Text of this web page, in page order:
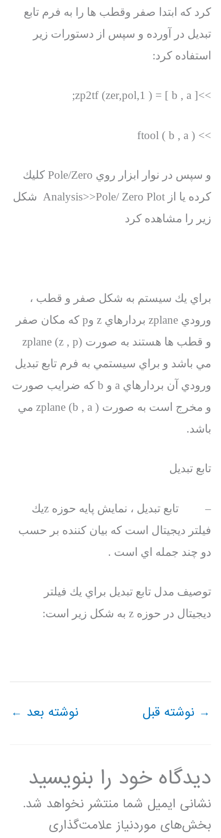
كرد كه ابتدا صفر وقطب ها را به فرم تابع
تبديل در آورده و سپس از دستورات زير
استفاده كرد:
>>[ b , a ] = zp2tf (zer,pol,1 );
>> ftool ( b , a )
و سپس در نوار ابزار روي Pole/Zero كليك
كرده يا از Analysis>>Pole/ Zero Plot شكل
زير را مشاهده كرد
براي يك سيستم به شكل صفر و قطب ،
ورودي zplane بردارهاي z وp كه مكان صفر
و قطب ها هستند به صورت zplane (z , p)
مي باشد و براي سيستمي به فرم تابع تبديل
ورودي آن بردارهاي a و b كه ضرايب صورت
و مخرج است به صورت zplane (b , a ) مي
باشد.
تابع تبديل
– تابع تبديل ، نمايش پايه حوزه zيك
فيلتر ديجيتال است كه بيان كننده بر حسب
دو چند جمله اي است .
توصيف مدل تابع تبديل براي يك فيلتر
ديجيتال در حوزه z به شكل زير است:
→ نوشته قبل نوشته بعد ←
دیدگاه‌ خود را بنویسید
نشانی ایمیل شما منتشر نخواهد شد.
بخش‌های موردنیاز علامت‌گذاری